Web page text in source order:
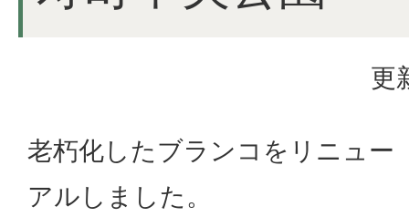
更
老朽化したブランコをリニュー
アルしました。